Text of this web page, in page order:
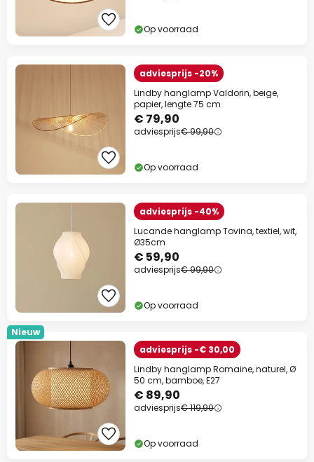
Op voorraad
adviesprijs -20%
Lindby hanglamp Valdorin, beige,
papier, lengte 75 cm
€ 79,90
adviesprijs€ 99,90
Op voorraad
adviesprijs -40%
Lucande hanglamp Tovina, textiel, wit,
Ø35cm
€ 59,90
adviesprijs€ 99,90
Op voorraad
Nieuw
adviesprijs -€ 30,00
Lindby hanglamp Romaine, naturel, Ø
50 cm, bamboe, E27
€ 89,90
adviesprijs€ 119,90
Op voorraad